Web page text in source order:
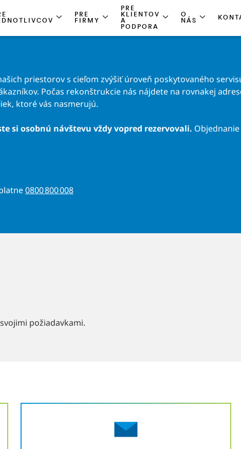
PRE
FIRMY
PRE
KLIENTOV
A
PODPORA
O
NÁS
priestorov s cieľom zvýšiť úroveň poskytovaného
Počas rekonštrukcie nás nájdete na rovnakej
ktoré vás nasmerujú.
si osobnú návštevu vždy vopred rezervovali.
0800 800 008
požiadavkami.